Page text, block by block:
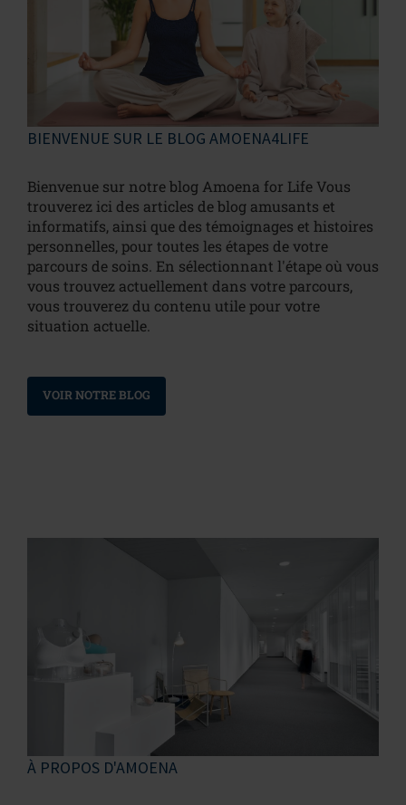
BIENVENUE SUR LE BLOG AMOENA4LIFE
Bienvenue sur notre blog Amoena for Life Vous
trouverez ici des articles de blog amusants et
informatifs, ainsi que des témoignages et histoires
personnelles, pour toutes les étapes de votre
parcours de soins. En sélectionnant l'étape où vous
vous trouvez actuellement dans votre parcours,
vous trouverez du contenu utile pour votre
situation actuelle.
VOIR NOTRE BLOG
À PROPOS D'AMOENA